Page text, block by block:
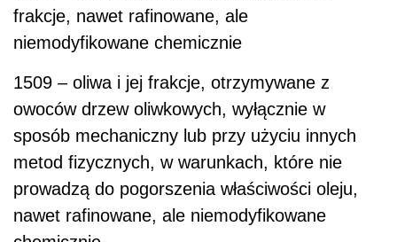
frakcje, nawet rafinowane, ale
niemodyfikowane chemicznie
1509 – oliwa i jej frakcje, otrzymywane z
owoców drzew oliwkowych, wyłącznie w
sposób mechaniczny lub przy użyciu innych
metod fizycznych, w warunkach, które nie
prowadzą do pogorszenia właściwości oleju,
nawet rafinowane, ale niemodyfikowane